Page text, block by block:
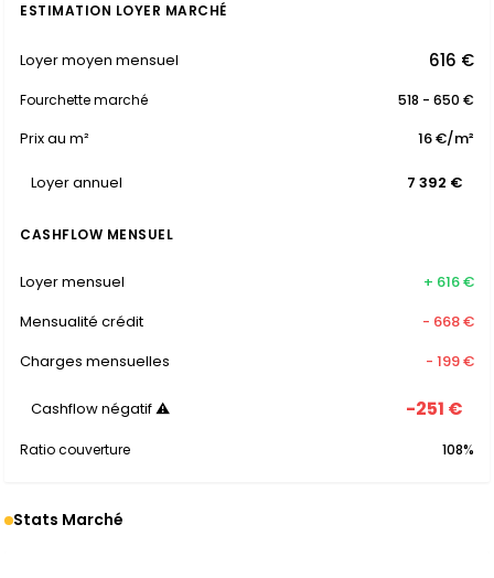
ESTIMATION LOYER MARCHÉ
Loyer moyen mensuel 616 €
Fourchette marché 518 - 650 €
Prix au m² 16 €/m²
Loyer annuel 7 392 €
CASHFLOW MENSUEL
Loyer mensuel
+ 616 €
Mensualité crédit
- 668 €
Charges mensuelles
- 199 €
Cashflow négatif ⚠ -251 €
Ratio couverture 108%
Stats Marché